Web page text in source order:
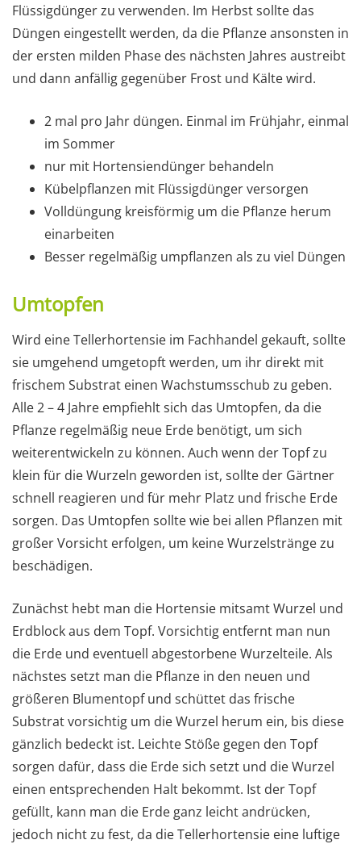
Flüssigdünger zu verwenden. Im Herbst sollte das
Düngen eingestellt werden, da die Pflanze ansonsten in
der ersten milden Phase des nächsten Jahres austreibt
und dann anfällig gegenüber Frost und Kälte wird.
2 mal pro Jahr düngen. Einmal im Frühjahr, einmal
im Sommer
nur mit Hortensiendünger behandeln
Kübelpflanzen mit Flüssigdünger versorgen
Volldüngung kreisförmig um die Pflanze herum
einarbeiten
Besser regelmäßig umpflanzen als zu viel Düngen
Umtopfen
Wird eine Tellerhortensie im Fachhandel gekauft, sollte
sie umgehend umgetopft werden, um ihr direkt mit
frischem Substrat einen Wachstumsschub zu geben.
Alle 2 – 4 Jahre empfiehlt sich das Umtopfen, da die
Pflanze regelmäßig neue Erde benötigt, um sich
weiterentwickeln zu können. Auch wenn der Topf zu
klein für die Wurzeln geworden ist, sollte der Gärtner
schnell reagieren und für mehr Platz und frische Erde
sorgen. Das Umtopfen sollte wie bei allen Pflanzen mit
großer Vorsicht erfolgen, um keine Wurzelstränge zu
beschädigen.
Zunächst hebt man die Hortensie mitsamt Wurzel und
Erdblock aus dem Topf. Vorsichtig entfernt man nun
die Erde und eventuell abgestorbene Wurzelteile. Als
nächstes setzt man die Pflanze in den neuen und
größeren Blumentopf und schüttet das frische
Substrat vorsichtig um die Wurzel herum ein, bis diese
gänzlich bedeckt ist. Leichte Stöße gegen den Topf
sorgen dafür, dass die Erde sich setzt und die Wurzel
einen entsprechenden Halt bekommt. Ist der Topf
gefüllt, kann man die Erde ganz leicht andrücken,
jedoch nicht zu fest, da die Tellerhortensie eine luftige